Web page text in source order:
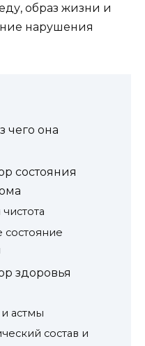
образ жизни и
нарушения
чего она
состояния
состояние
здоровья
астмы
состав и